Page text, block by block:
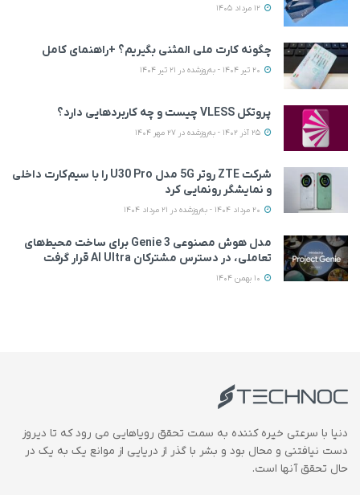
چگونه کارت ملی المثنی بگیریم؟ +راهنمای کامل
پروتکل VLESS چیست و چه کاربردهایی دارد؟
شرکت ZTE روتر 5G مدل U30 Pro را با سیم‌کارت داخلی
و نمایشگر رونمایی کرد
مدل هوش مصنوعی Genie 3 برای ساخت محیط‌های
تعاملی، در دسترس مشترکان AI Ultra قرار گرفت
دنیا با سرعتی خیره کننده به سمت تحقق رویاهایی می رود که تا دیروز
دست نیافتنی و محال بود و بشر با گذر از دریایی از موانع یک به یک در
حال تحقق آنها است.